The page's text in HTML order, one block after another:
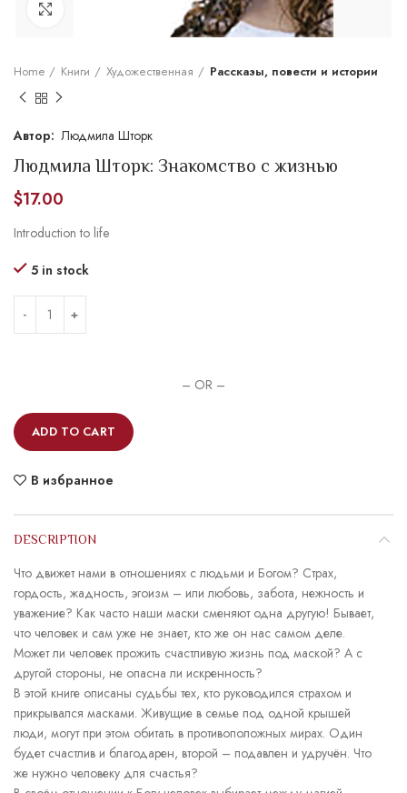
Home Книги Художественная Рассказы, повести и истории
Людмила Шторк
Людмила Шторк: Знакомство с жизнью
$17.00
Introduction to life
5 in stock
– OR –
ADD TO CART
В избранное
DESCRIPTION
Что движет нами в отношениях с людьми и Богом? Страх,
гордость, жадность, эгоизм – или любовь, забота, нежность и
уважение? Как часто наши маски сменяют одна другую! Бывает,
что человек и сам уже не знает, кто же он нас самом деле.
Может ли человек прожить счастливую жизнь под маской? А с
другой стороны, не опасна ли искренность?
В этой книге описаны судьбы тех, кто руководился страхом и
прикрывался масками. Живущие в семье под одной крышей
люди, могут при этом обитать в противоположных мирах. Один
будет счастлив и благодарен, второй – подавлен и удручён. Что
же нужно человеку для счастья?